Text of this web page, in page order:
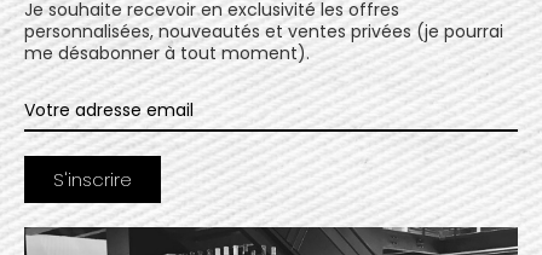
Je souhaite recevoir en exclusivité les offres
personnalisées, nouveautés et ventes privées (je pourrai
me désabonner à tout moment).